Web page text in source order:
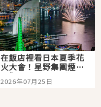
在飯店裡看日本夏季花
火大會！星野集團煙火
景觀飯店6選，讓你不用
人擠人悠閒欣賞
2026年07月25日